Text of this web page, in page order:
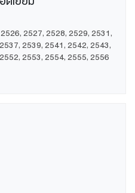
2527, 2528, 2529, 2531,
2539, 2541, 2542, 2543,
2553, 2554, 2555, 2556